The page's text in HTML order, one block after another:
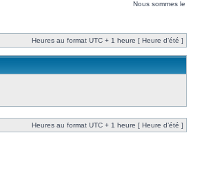
Nous sommes le
Heures au format UTC + 1 heure [ Heure d’été ]
Heures au format UTC + 1 heure [ Heure d’été ]